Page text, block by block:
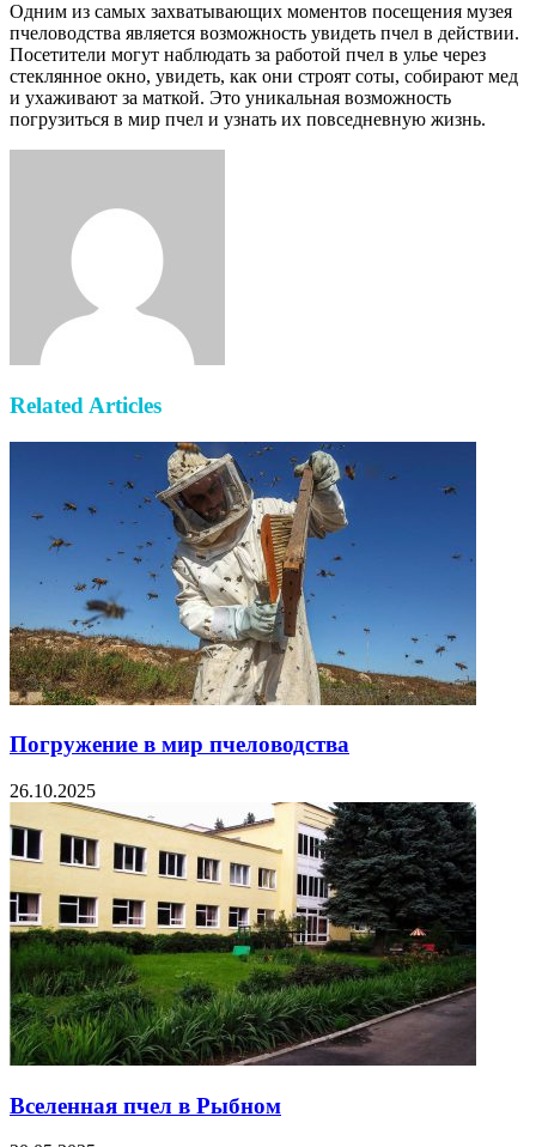
Одним из самых захватывающих моментов посещения музея
пчеловодства является возможность увидеть пчел в действии.
Посетители могут наблюдать за работой пчел в улье через
стеклянное окно, увидеть, как они строят соты, собирают мед
и ухаживают за маткой. Это уникальная возможность
погрузиться в мир пчел и узнать их повседневную жизнь.
Related Articles
Погружение в мир пчеловодства
26.10.2025
Вселенная пчел в Рыбном